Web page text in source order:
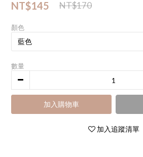
NT$145 NT$170
顏色
數量
加入購物車
加入追蹤清單